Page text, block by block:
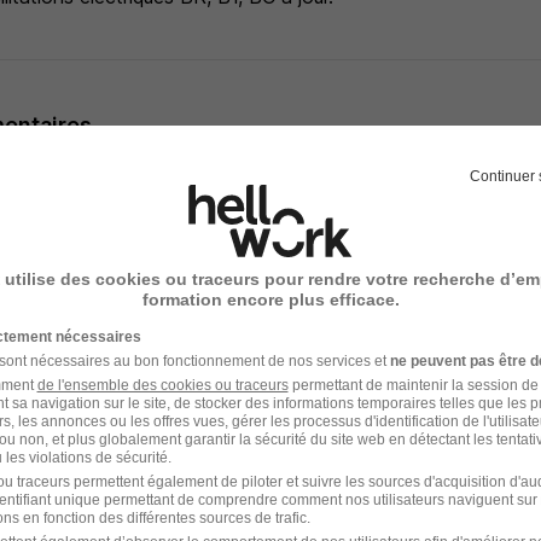
êtes la bonne personne pour ce poste ?
vite à cette annonce !
:
plein 35h00
calculée sur les résultats de l'entreprise qui peut
MYRIUM
charge à 50%)
humaine avec des femmes et hommes performants,
aux critères de performance de l'entreprise
Continuer
utilise des cookies ou traceurs pour rendre votre recherche
formation encore plus efficace.
nécessaires
nécessaires au bon fonctionnement de nos services et ne peuvent pas être
de l'ensemble des cookies ou traceurspermettant de maintenir la session
sa navigation sur le site, de stocker des informations temporaires telles que les
les annonces ou les offres vues, gérer les processus d'identification de
non, et plus globalement garantir la sécurité du site web en détectant les
violations de sécurité.
traceurs permettent également de piloter et suivre les sources d'acquisition
unique permettant de comprendre comment nos utilisateurs naviguent sur
en fonction des différentes sources de trafic.